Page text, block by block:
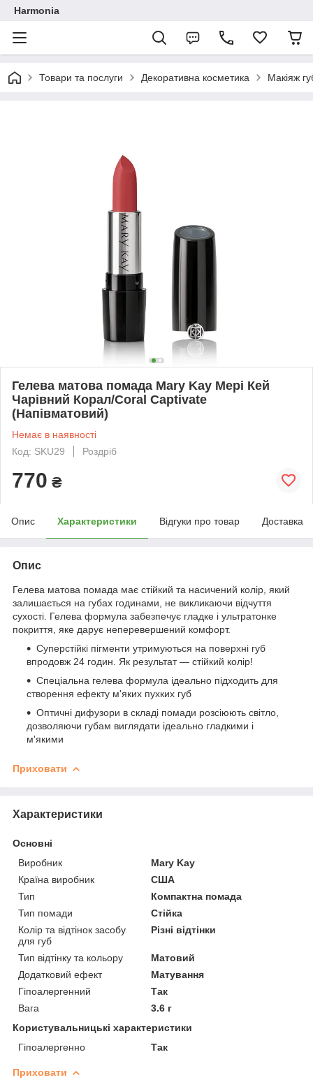
Harmonia
Товари та послуги Декоративна косметика Макіяж
Гелева матова помада Mary Kay Мері Кей
Чарівний Корал/Coral Captivate
(Напівматовий)
Немає в наявності
Код: SKU29
Роздріб
770 ₴
Опис Характеристики Відгуки про товар Доставка
Опис
Гелева матова помада має стійкий та насичений колір, який
залишається на губах годинами, не викликаючи відчуття
сухості. Гелева формула забезпечує гладке і ультратонке
покриття, яке дарує неперевершений комфорт.
Суперстійкі пігменти утримуються на поверхні губ
впродовж 24 годин. Як результат — стійкий колір!
Спеціальна гелева формула ідеально підходить для
створення ефекту м'яких пухких губ
Оптичні дифузори в складі помади розсіюють світло,
дозволяючи губам виглядати ідеально гладкими і
м'якими
Приховати
Характеристики
Основні
Виробник
Mary Kay
Країна виробник
США
Тип
Компактна помада
Тип помади
Стійка
Колір та відтінок засобу
для губ
Різні відтінки
Тип відтінку та кольору
Матовий
Додатковий ефект
Матування
Гіпоалергенний
Так
Вага
3.6 г
Користувальницькі характеристики
Гіпоалергенно
Так
Приховати